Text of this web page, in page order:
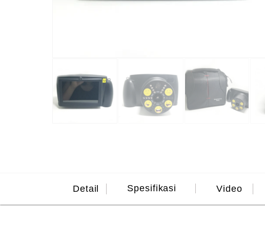
Detail Spesifikasi Video